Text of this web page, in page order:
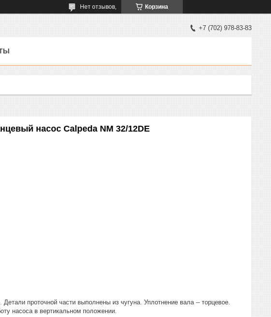
Корзина
Нет отзывов,
+7 (702) 978-83-83
насос Calpeda NM 32/12DE
проточной части выполнены из чугуна. Уплотнение вала -- торцевое.
насоса в вертикальном положении.